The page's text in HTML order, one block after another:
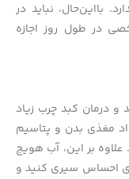
بااین‌حال، نباید در
در طول روز اجازه
و درمان کبد چرب زیاد
مغذی بدن و پتاسیم
علاوه بر این، آب هویج
احساس سیری کنید و